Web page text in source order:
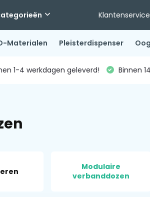
Klantenservice
Materialen Pleisterdispenser
1-4 werkdagen geleverd! Binnen
Modulaire
verbanddozen